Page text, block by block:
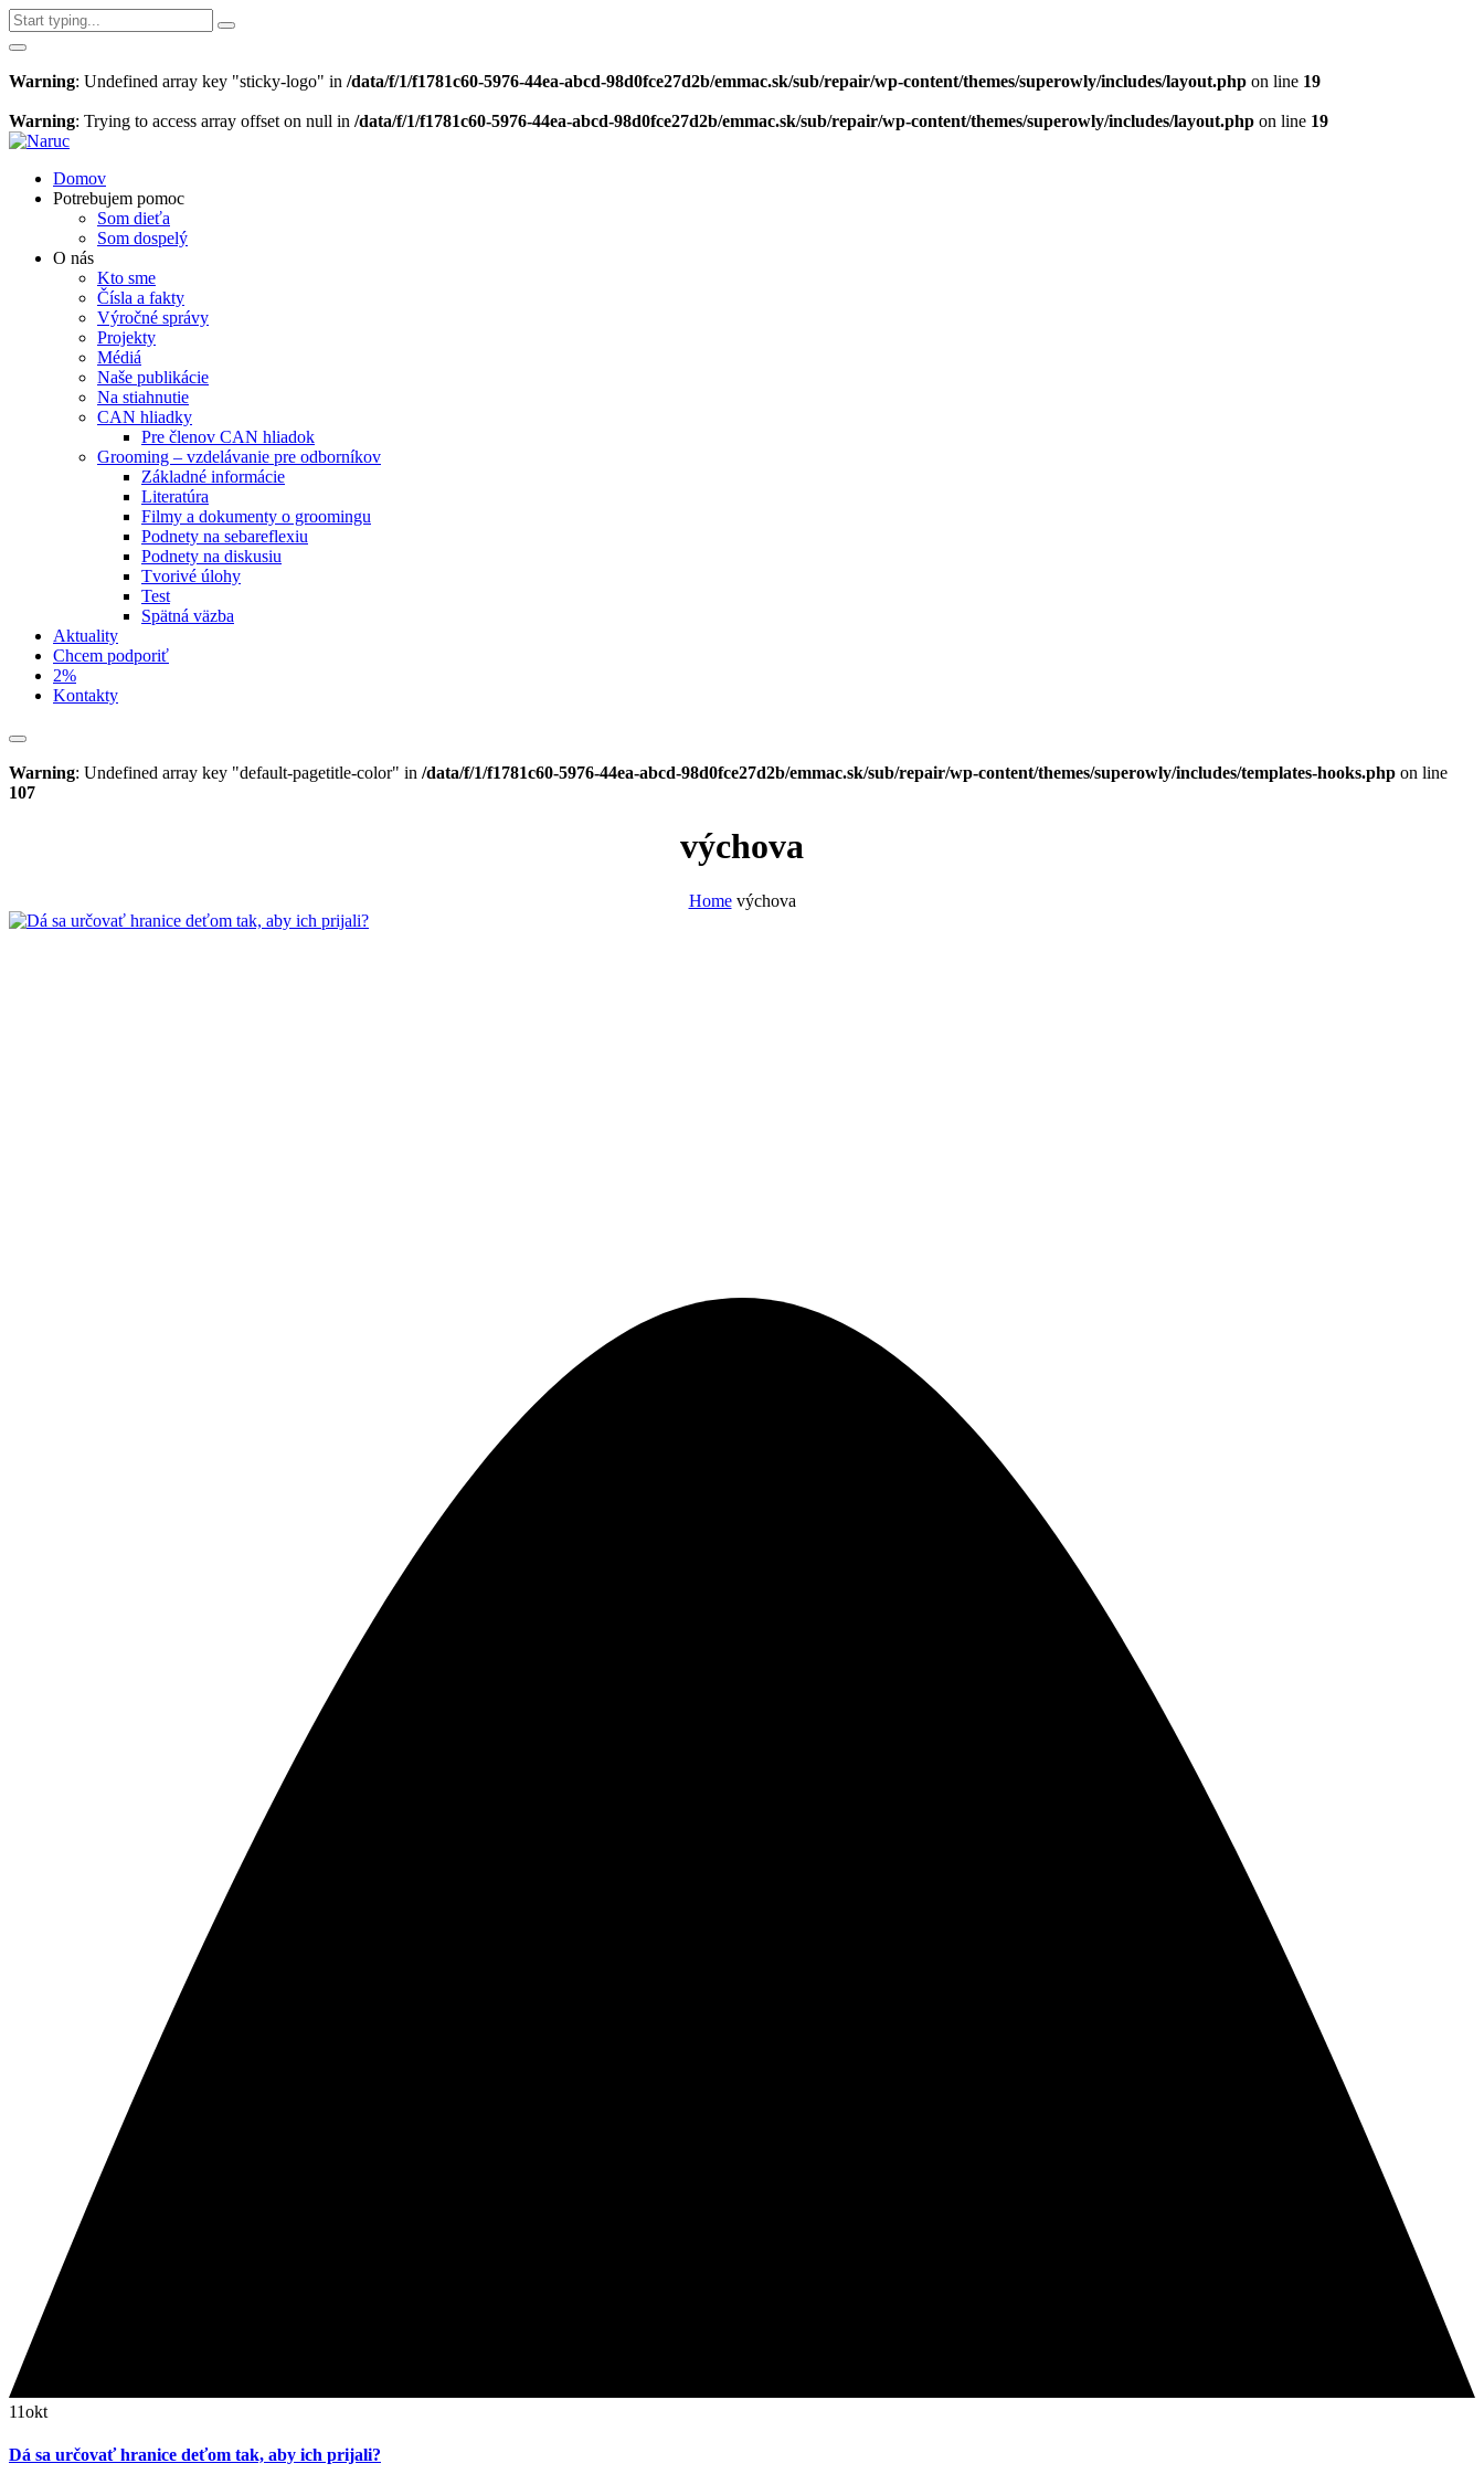
Warning: Undefined array key "sticky-logo" in /data/f/1/f1781c60-5976-44ea-abcd-98d0fce27d2b/emmac.sk/sub/repair/wp-content/themes/superowly/includes/layout.php on line 19
Warning: Trying to access array offset on null in /data/f/1/f1781c60-5976-44ea-abcd-98d0fce27d2b/emmac.sk/sub/repair/wp-content/themes/superowly/includes/layout.php on line 19
Domov
Potrebujem pomoc
Som dieťa
Som dospelý
O nás
Kto sme
Čísla a fakty
Výročné správy
Projekty
Médiá
Naše publikácie
Na stiahnutie
CAN hliadky
Pre členov CAN hliadok
Grooming – vzdelávanie pre odborníkov
Základné informácie
Literatúra
Filmy a dokumenty o groomingu
Podnety na sebareflexiu
Podnety na diskusiu
Tvorivé úlohy
Test
Spätná väzba
Aktuality
Chcem podporiť
2%
Kontakty
Warning: Undefined array key "default-pagetitle-color" in /data/f/1/f1781c60-5976-44ea-abcd-98d0fce27d2b/emmac.sk/sub/repair/wp-content/themes/superowly/includes/templates-hooks.php on line
107
výchova
Home výchova
11okt
Dá sa určovať hranice deťom tak, aby ich prijali?